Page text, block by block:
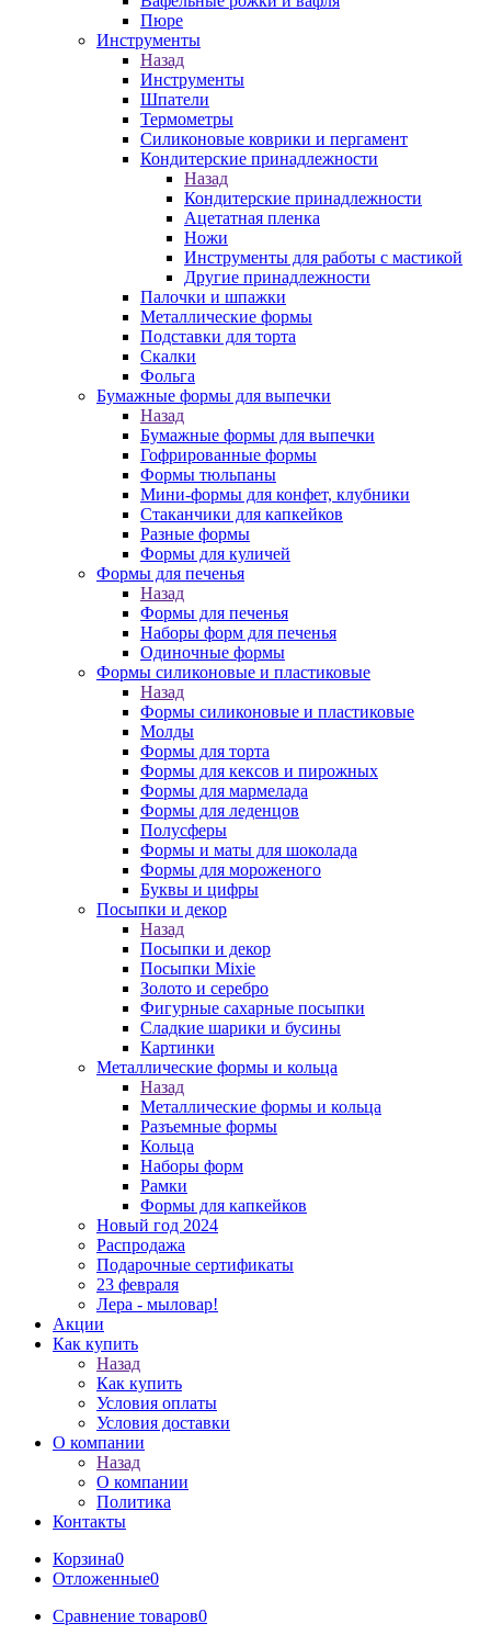
Пюре
Инструменты
Назад
Инструменты
Шпатели
Термометры
Силиконовые коврики и пергамент
Кондитерские принадлежности
Назад
Кондитерские принадлежности
Ацетатная пленка
Ножи
Инструменты для работы с мастикой
Другие принадлежности
Палочки и шпажки
Металлические формы
Подставки для торта
Скалки
Фольга
Бумажные формы для выпечки
Назад
Бумажные формы для выпечки
Гофрированные формы
Формы тюльпаны
Мини-формы для конфет, клубники
Стаканчики для капкейков
Разные формы
Формы для куличей
Формы для печенья
Назад
Формы для печенья
Наборы форм для печенья
Одиночные формы
Формы силиконовые и пластиковые
Назад
Формы силиконовые и пластиковые
Молды
Формы для торта
Формы для кексов и пирожных
Формы для мармелада
Формы для леденцов
Полусферы
Формы и маты для шоколада
Формы для мороженого
Буквы и цифры
Посыпки и декор
Назад
Посыпки и декор
Посыпки Mixie
Золото и серебро
Фигурные сахарные посыпки
Сладкие шарики и бусины
Картинки
Металлические формы и кольца
Назад
Металлические формы и кольца
Разъемные формы
Кольца
Наборы форм
Рамки
Формы для капкейков
Новый год 2024
Распродажа
Подарочные сертификаты
23 февраля
Лера - мыловар!
Акции
Как купить
Назад
Как купить
Условия оплаты
Условия доставки
О компании
Назад
О компании
Политика
Контакты
Корзина0
Отложенные0
Сравнение товаров0